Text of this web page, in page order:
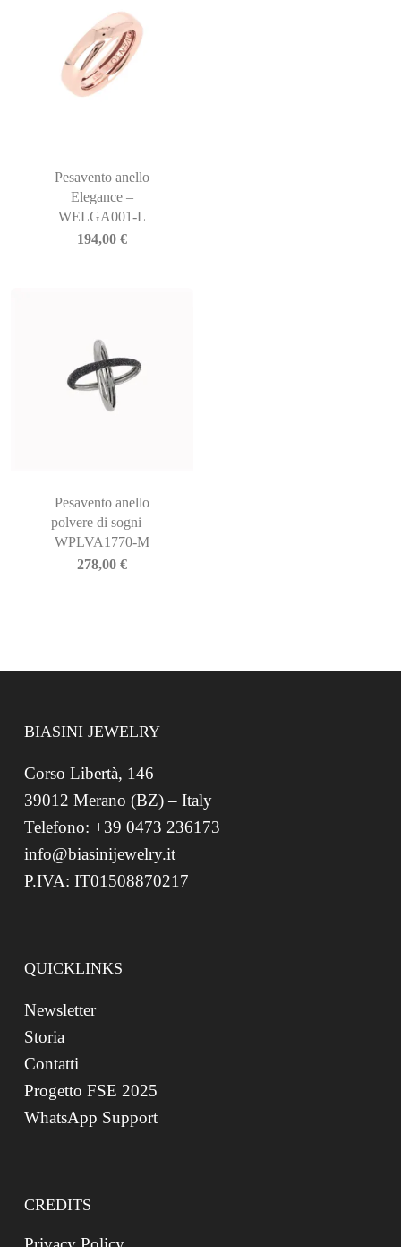
Pesavento anello
Elegance –
WELGA001-L
194,00 €
Pesavento anello
polvere di sogni –
WPLVA1770-M
278,00 €
BIASINI JEWELRY
Corso Libertà, 146
39012 Merano (BZ) – Italy
Telefono: +39 0473 236173
info@biasinijewelry.it
P.IVA: IT01508870217
QUICKLINKS
Newsletter
Storia
Contatti
Progetto FSE 2025
WhatsApp Support
CREDITS